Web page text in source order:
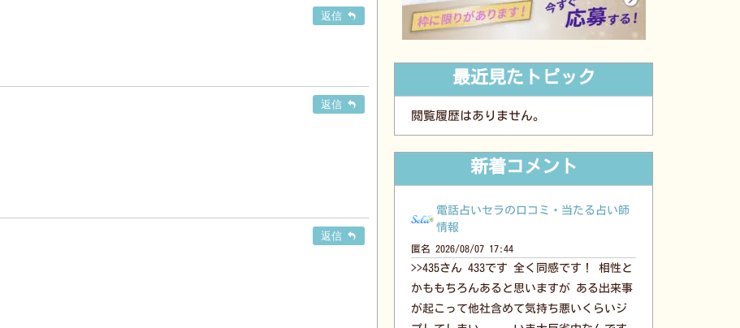
返信
返信
返信
最近見たトピック
閲覧履歴はありません。
新着コメント
電話占いセラの口コミ・当たる占い師
情報
匿名 2026/08/07 17:44
>>435さん 433です 全く同感です！ 相性と
かももちろんあると思いますが ある出来事
が起こって他社含めて気持ち悪いくらいジ